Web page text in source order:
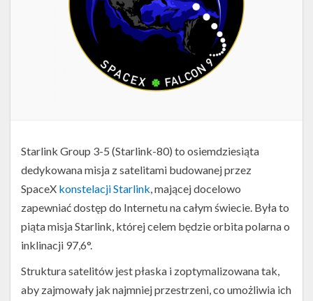
Starlink Group 3-5 (Starlink-80) to osiemdziesiąta
dedykowana misja z satelitami budowanej przez
SpaceX konstelacji Starlink, mającej docelowo
zapewniać dostęp do Internetu na całym świecie. Była to
piąta misja Starlink, której celem będzie orbita polarna o
inklinacji 97,6°.
Struktura satelitów jest płaska i zoptymalizowana tak,
aby zajmowały jak najmniej przestrzeni, co umożliwia ich